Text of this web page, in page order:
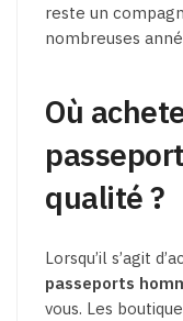
reste un
nombreuses
Où
qualité ?
Lorsqu’il s’agit
passeports
vous. Les